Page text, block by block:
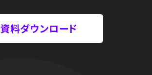
資料ダウンロード